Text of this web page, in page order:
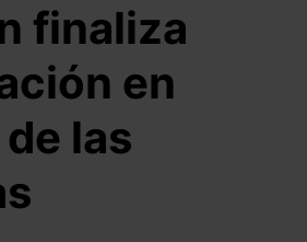
finaliza
en
las